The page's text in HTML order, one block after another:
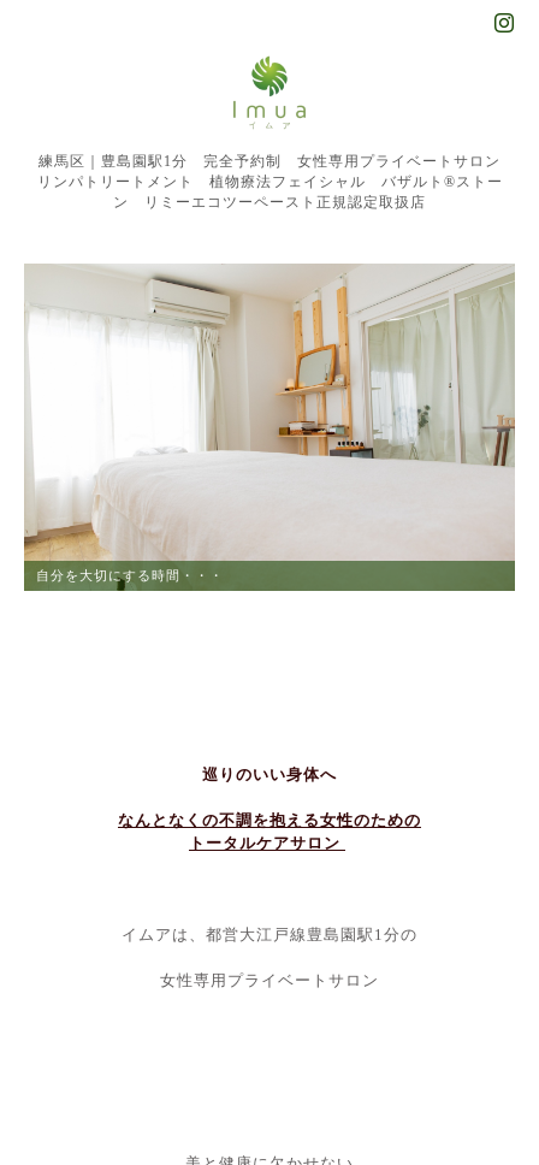
練馬区｜豊島園駅1分 完全予約制 女性専用プライベートサロン
リンパトリートメント 植物療法フェイシャル バザルト®︎ストー
ン リミーエコツーペースト正規認定取扱店
自分を大切にする時間・・・
ストレスからの解放
巡りのいい身体へ
なんとなくの不調を抱える女性のための
トータルケアサロン
イムアは、都営大江戸線豊島園駅1分の
女性専用プライベートサロン